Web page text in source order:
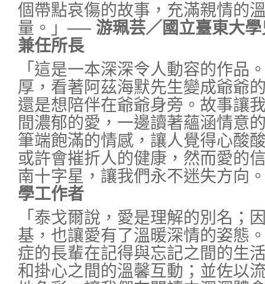
個帶點哀傷的故事，充滿親情的
量。」 ── 游珮芸／國立臺東大
兼任所長
「這是一本深深令人動容的作品
厚，看著阿茲海默先生變成爺爺
還是想陪伴在爺爺身旁。故事讓
間濃郁的愛，一邊讀著蘊涵情意
筆端飽滿的情感，讓人覺得心酸
或許會摧折人的健康，然而愛的
南十字星，讓我們永不迷失方向
學工作者
「泰戈爾說，愛是理解的別名；
基，也讓愛有了溫暖深情的姿態
症的長輩在記得與忘記之間的生
和掛心之間的溫馨互動；並佐以